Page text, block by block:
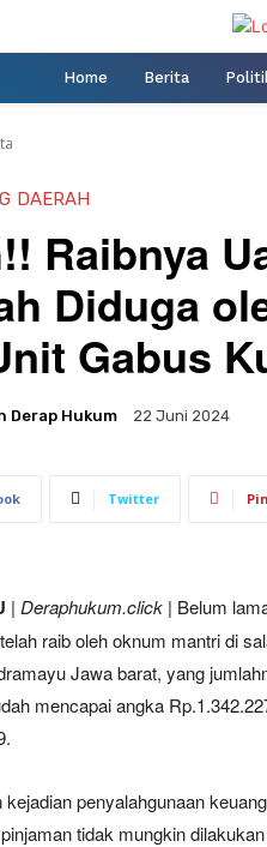
Home Berita
DAERAH
Raibnya
Diduga
Gabus
Derap Hukum 22 Juni 2024
Twitter
| Deraphukum.click | Belum
raib oleh oknum mantri di
Jawa barat, yang
mencapai angka
kejadian penyalahgunaan
tidak mungkin